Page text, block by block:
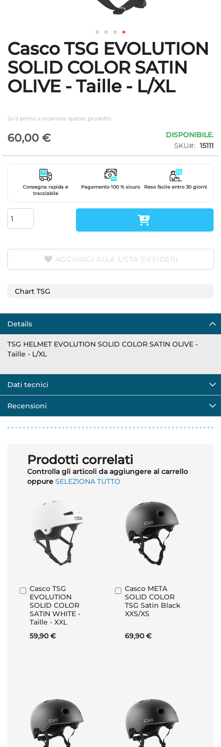
Vai
all'inizio
della
galleria
di
immagini
Casco TSG EVOLUTION
SOLID COLOR SATIN
OLIVE - Taille - L/XL
Sii il primo a recensire questo prodotto
60,00 €
DISPONIBILE.
SKU
15111
Consegna rapida e
tracciabile
Pagamento 100 % sicuro Reso facile entro 30 giorni
AGGIUNGI ALLA LISTA DESIDERI
Chart TSG
Details
TSG HELMET EVOLUTION SOLID COLOR SATIN OLIVE -
Taille - L/XL
Dati tecnici
Recensioni
Prodotti correlati
Controlla gli articoli da aggiungere al carrello
oppure SELEZIONA TUTTO
Casco TSG
EVOLUTION
SOLID COLOR
SATIN WHITE -
Taille - XXL
59,90 €
Aggiungi
al
Carrello
Casco META
SOLID COLOR
TSG Satin Black
XXS/XS
69,90 €
Aggiungi
al
Carrello